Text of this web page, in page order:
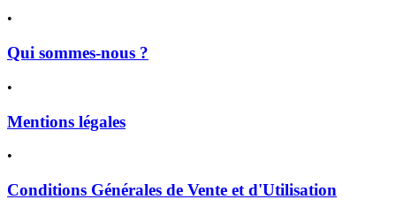
•
Qui sommes-nous ?
•
Mentions légales
•
Conditions Générales de Vente et d'Utilisation